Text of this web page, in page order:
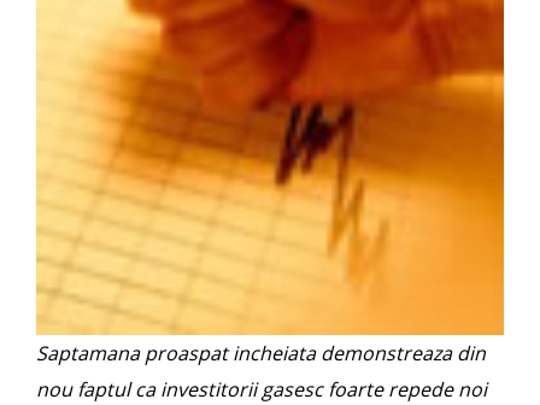
Saptamana proaspat incheiata demonstreaza din
nou faptul ca investitorii gasesc foarte repede noi